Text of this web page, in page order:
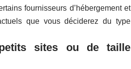
fournisseurs d’hébergement et
que vous déciderez du type
sites ou de taille